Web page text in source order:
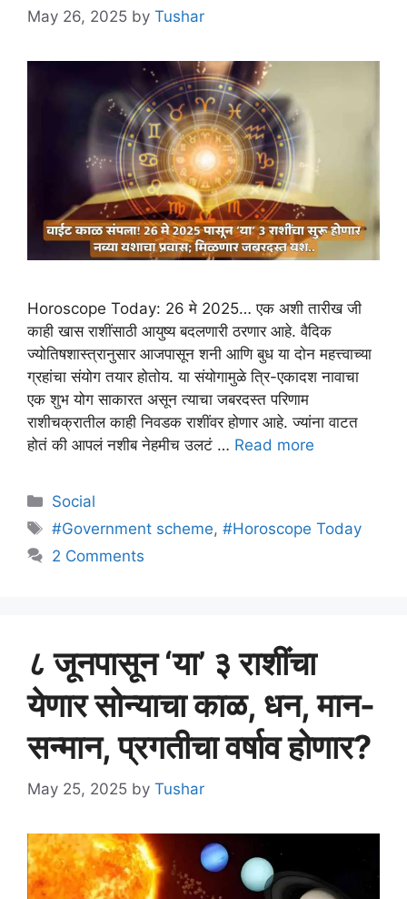
May 26, 2025 by Tushar
Horoscope Today: 26 मे 2025… एक अशी तारीख जी
काही खास राशींसाठी आयुष्य बदलणारी ठरणार आहे. वैदिक
ज्योतिषशास्त्रानुसार आजपासून शनी आणि बुध या दोन महत्त्वाच्या
ग्रहांचा संयोग तयार होतोय. या संयोगामुळे त्रि-एकादश नावाचा
एक शुभ योग साकारत असून त्याचा जबरदस्त परिणाम
राशीचक्रातील काही निवडक राशींवर होणार आहे. ज्यांना वाटत
होतं की आपलं नशीब नेहमीच उलटं … Read more
Categories
Social
Tags
#Government scheme,#Horoscope Today
2 Comments
८ जूनपासून ‘या’ ३ राशींचा
येणार सोन्याचा काळ, धन, मान-
सन्मान, प्रगतीचा वर्षाव होणार?
May 25, 2025 by Tushar